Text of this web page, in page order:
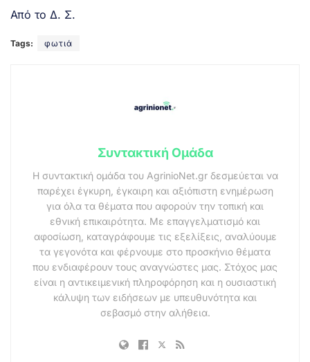
Από το Δ. Σ.
Tags: φωτιά
Συντακτική Ομάδα
Η συντακτική ομάδα του AgrinioNet.gr δεσμεύεται να
παρέχει έγκυρη, έγκαιρη και αξιόπιστη ενημέρωση
για όλα τα θέματα που αφορούν την τοπική και
εθνική επικαιρότητα. Με επαγγελματισμό και
αφοσίωση, καταγράφουμε τις εξελίξεις, αναλύουμε
τα γεγονότα και φέρνουμε στο προσκήνιο θέματα
που ενδιαφέρουν τους αναγνώστες μας. Στόχος μας
είναι η αντικειμενική πληροφόρηση και η ουσιαστική
κάλυψη των ειδήσεων με υπευθυνότητα και
σεβασμό στην αλήθεια.